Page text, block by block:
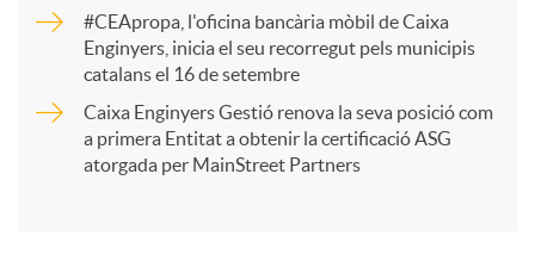
r
t
#CEApropa, l'oficina bancària mòbil de Caixa
Enginyers, inicia el seu recorregut pels municipis
catalans el 16 de setembre
Caixa Enginyers Gestió renova la seva posició com
a primera Entitat a obtenir la certificació ASG
atorgada per MainStreet Partners